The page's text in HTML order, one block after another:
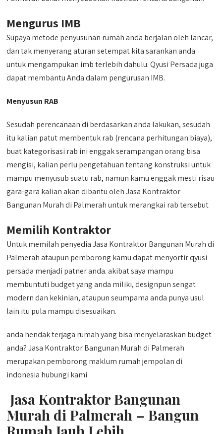
Mengurus IMB
Supaya metode penyusunan rumah anda berjalan oleh lancar,
dan tak menyerang aturan setempat kita sarankan anda
untuk mengampukan imb terlebih dahulu. Qyusi Persada juga
dapat membantu Anda dalam pengurusan IMB.
Menyusun RAB
Sesudah perencanaan di berdasarkan anda lakukan, sesudah
itu kalian patut membentuk rab (rencana perhitungan biaya),
buat kategorisasi rab ini enggak serampangan orang bisa
mengisi, kalian perlu pengetahuan tentang konstruksi untuk
mampu menyusub suatu rab, namun kamu enggak mesti risau
gara-gara kalian akan dibantu oleh Jasa Kontraktor
Bangunan Murah di Palmerah untuk merangkai rab tersebut
Memilih Kontraktor
Untuk memilah penyedia Jasa Kontraktor Bangunan Murah di
Palmerah ataupun pemborong kamu dapat menyortir qyusi
persada menjadi patner anda. akibat saya mampu
membuntuti budget yang anda miliki, designpun sengat
modern dan kekinian, ataupun seumpama anda punya usul
lain itu pula mampu disesuaikan.
anda hendak terjaga rumah yang bisa menyelaraskan budget
anda? Jasa Kontraktor Bangunan Murah di Palmerah
merupakan pemborong maklum rumah jempolan di
indonesia hubungi kami
Jasa Kontraktor Bangunan
Murah di Palmerah – Bangun